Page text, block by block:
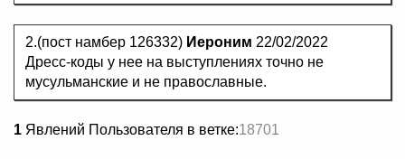
2.(пост намбер 126332) Иероним 22/02/2022
Дресс-коды у нее на выступлениях точно не
мусульманские и не православные.
1 Явлений Пользователя в ветке:18701